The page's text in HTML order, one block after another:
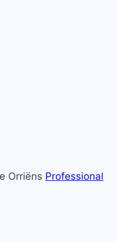
Orriëns Professional